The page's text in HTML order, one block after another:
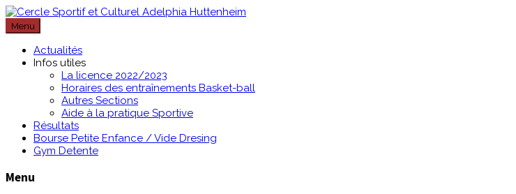
Passer
au
contenu
Menu
Actualités
Infos utiles
La licence 2022/2023
Horaires des entraînements Basket-ball
Autres Sections
Aide à la pratique Sportive
Résultats
Bourse Petite Enfance / Vide Dresing
Gym Detente
Menu